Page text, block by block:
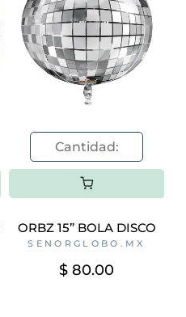
ORBZ 15” BOLA DISCO
SENORGLOBO.MX
$ 80.00